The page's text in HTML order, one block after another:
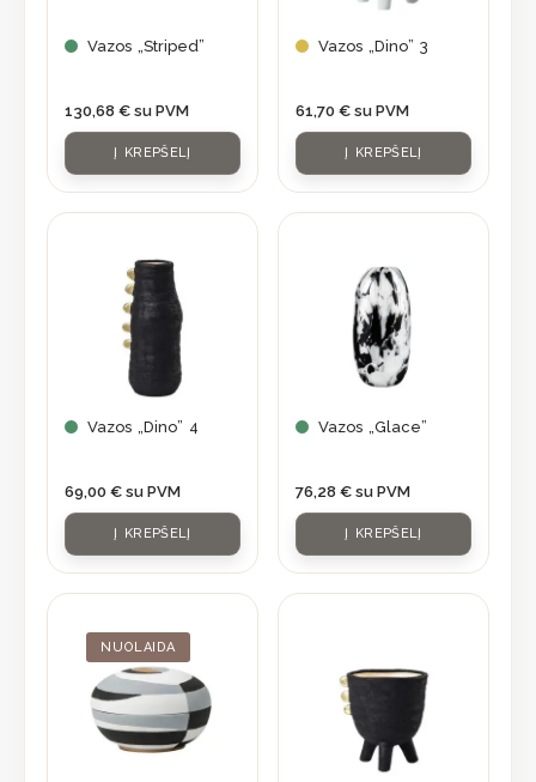
Vazos „Striped”
130,68 € su PVM
Į KREPŠELĮ
Vazos „Dino” 3
61,70 € su PVM
Į KREPŠELĮ
Vazos „Dino” 4
69,00 € su PVM
Į KREPŠELĮ
Vazos „Glace”
76,28 € su PVM
Į KREPŠELĮ
NUOLAIDA
was:
84,70 €.
is: